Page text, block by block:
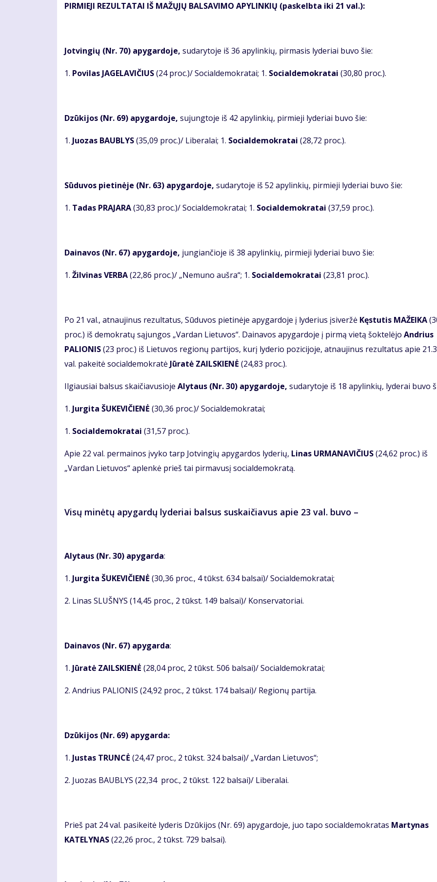
PIRMIEJI REZULTATAI IŠ MAŽŲJŲ BALSAVIMO APYLINKIŲ (paskelbta iki 21 val.):
Jotvingių (Nr. 70) apygardoje, sudarytoje iš 36 apylinkių, pirmasis lyderiai buvo šie:
1. Povilas JAGELAVIČIUS(24 proc.)/ Socialdemokratai; 1. Socialdemokratai (30,80 proc.).
Dzūkijos (Nr. 69) apygardoje, sujungtoje iš 42 apylinkių, pirmieji lyderiai buvo šie:
1. Juozas BAUBLYS(35,09 proc.)/ Liberalai; 1. Socialdemokratai (28,72 proc.).
Sūduvos pietinėje (Nr. 63) apygardoje, sudarytoje iš 52 apylinkių, pirmieji lyderiai buvo šie:
1. Tadas PRAJARA(30,83 proc.)/ Socialdemokratai; 1. Socialdemokratai (37,59 proc.).
Dainavos (Nr. 67) apygardoje, jungiančioje iš 38 apylinkių, pirmieji lyderiai buvo šie:
1. Žilvinas VERBA(22,86 proc.)/ „Nemuno aušra“; 1. Socialdemokratai (23,81 proc.).
Po 21 val., atnaujinus rezultatus, Sūduvos pietinėje apygardoje į lyderius įsiveržė Kęstutis MAŽEIKA
proc.) iš demokratų sąjungos „Vardan Lietuvos“. Dainavos apygardoje į pirmą vietą šoktelėjo Andrius
PALIONIS(23 proc.) iš Lietuvos regionų partijos, kurį lyderio pozicijoje, atnaujinus rezultatus apie
val. pakeitė socialdemokratėJūratė ZAILSKIENĖ (24,83 proc.).
Ilgiausiai balsus skaičiavusioje Alytaus (Nr. 30) apygardoje, sudarytoje iš 18 apylinkių, lyderai buvo
1. Jurgita ŠUKEVIČIENĖ (30,36 proc.)/ Socialdemokratai;
1. Socialdemokratai (31,57 proc.).
Apie 22 val. permainos įvyko tarp Jotvingių apygardos lyderių, Linas URMANAVIČIUS(24,62 proc.) iš
„Vardan Lietuvos“ aplenkė prieš tai pirmavusį socialdemokratą.
Visų minėtų apygardų lyderiai balsus suskaičiavus apie 23 val. buvo –
Alytaus (Nr. 30) apygarda:
1. Jurgita ŠUKEVIČIENĖ (30,36 proc., 4 tūkst. 634 balsai)/ Socialdemokratai;
2. Linas SLUŠNYS (14,45 proc., 2 tūkst. 149 balsai)/ Konservatoriai.
Dainavos (Nr. 67) apygarda:
1. Jūratė ZAILSKIENĖ (28,04 proc, 2 tūkst. 506 balsai)/ Socialdemokratai;
2. Andrius PALIONIS (24,92 proc., 2 tūkst. 174 balsai)/ Regionų partija.
Dzūkijos (Nr. 69) apygarda:
1. Justas TRUNCĖ (24,47 proc., 2 tūkst. 324 balsai)/ „Vardan Lietuvos“;
2. Juozas BAUBLYS (22,34 proc., 2 tūkst. 122 balsai)/ Liberalai.
Prieš pat 24 val. pasikeitė lyderis Dzūkijos (Nr. 69) apygardoje, juo tapo socialdemokratas Martynas
KATELYNAS(22,26 proc., 2 tūkst. 729 balsai).